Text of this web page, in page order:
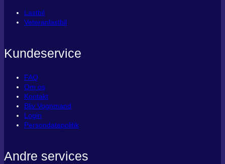
Lastbil
Veteranlastbil
Kundeservice
FAQ
Om os
Kontakt
Bliv Vognmand
Login
Persondatapolitik
Andre services